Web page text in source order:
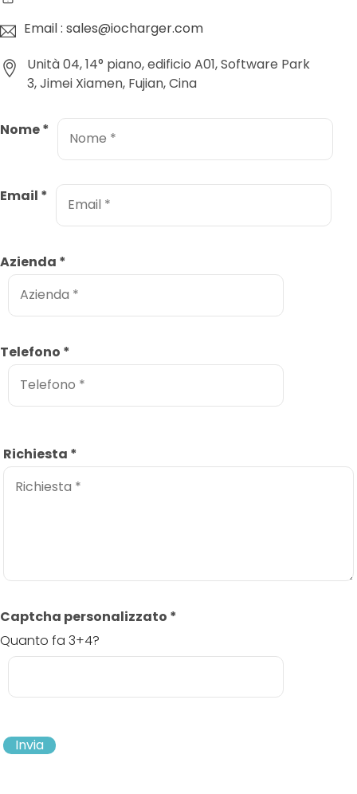
Email : sales@iocharger.com
Unità 04, 14° piano, edificio A01, Software Park
3, Jimei Xiamen, Fujian, Cina
Nome*
Email *
Azienda *
Telefono *
Richiesta *
Captcha personalizzato *
Quanto fa 3+4?
Invia